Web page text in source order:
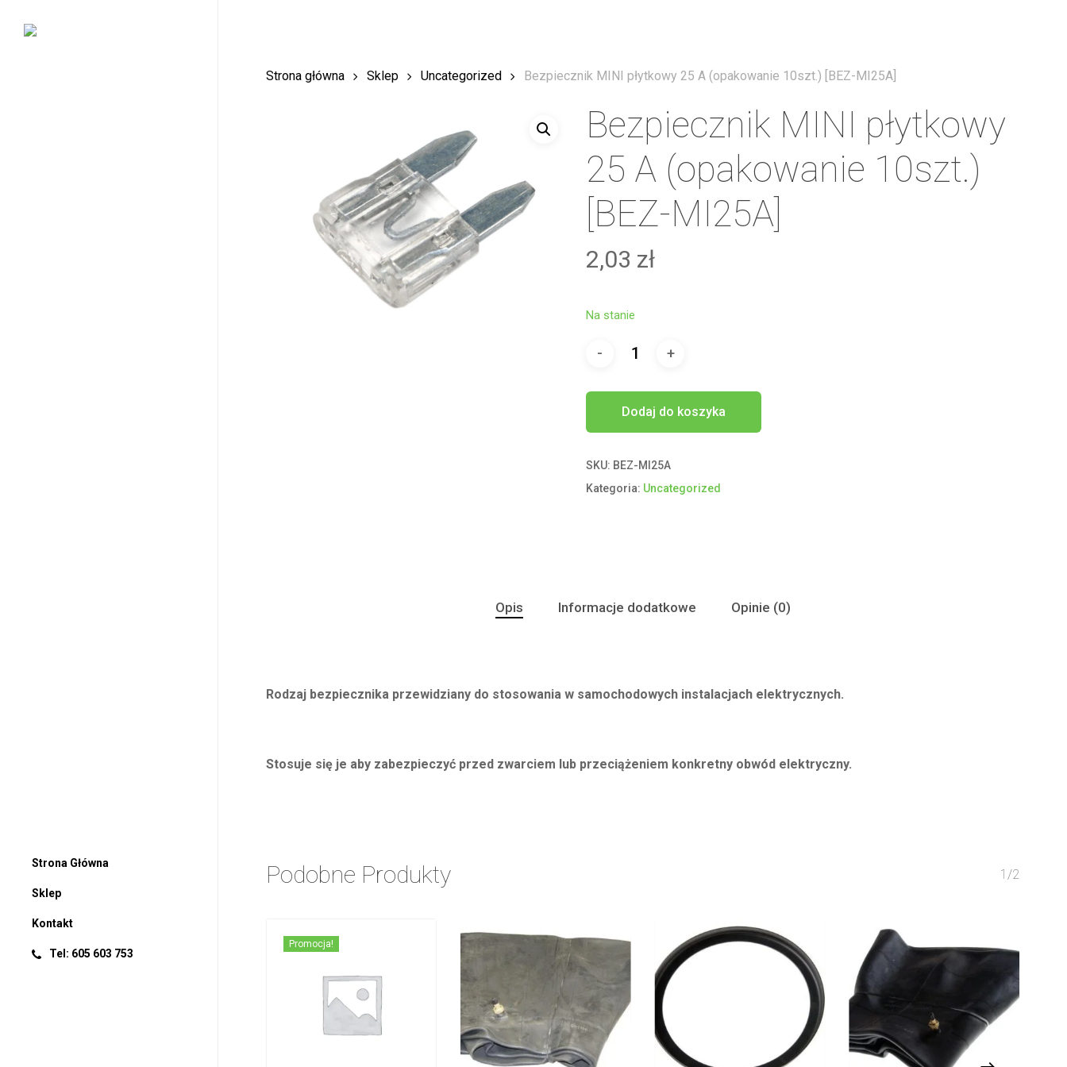
Strona Główna
Sklep
Kontakt
Tel: 605 603 753
Strona główna Sklep Uncategorized Bezpiecznik MINI płytkowy 25 A (opakowanie 10szt.) [BEZ-MI25A]
Bezpiecznik MINI płytkowy
25 A (opakowanie 10szt.)
[BEZ-MI25A]
2,03 zł
Na stanie
Dodaj do koszyka
SKU: BEZ-MI25A
Kategoria: Uncategorized
Opis Informacje dodatkowe Opinie (0)
Rodzaj bezpiecznika przewidziany do stosowania w samochodowych instalacjach elektrycznych.
Stosuje się je aby zabezpieczyć przed zwarciem lub przeciążeniem konkretny obwód elektryczny.
Podobne Produkty 1/2
Promocja!